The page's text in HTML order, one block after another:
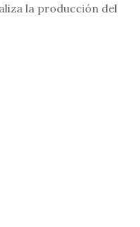
la producción del